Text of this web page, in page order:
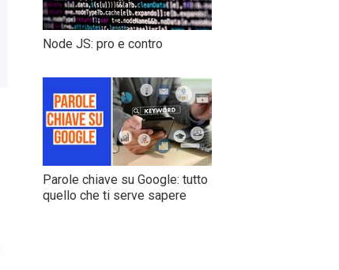
Node JS: pro e contro
Parole chiave su Google: tutto
quello che ti serve sapere